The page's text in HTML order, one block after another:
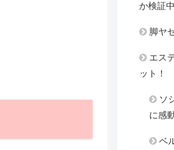
か検証
脚ヤ
エス
ット！
ソ
に感
ベ